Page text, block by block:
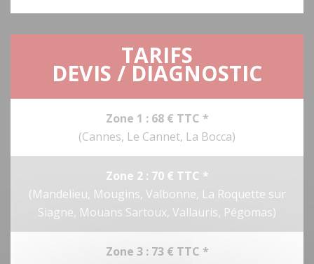
TARIFS
DEVIS / DIAGNOSTIC
Zone 1 : 68 € TTC *
(Cannes, Le Cannet, La Bocca)
Zone 2 : 70 € TTC *
(Mandelieu, Mougins, Valbonne, La Roquette sur
Siagne, Mouans Sartoux, Vallauris, Pégomas)
Zone 3 : 73 € TTC *